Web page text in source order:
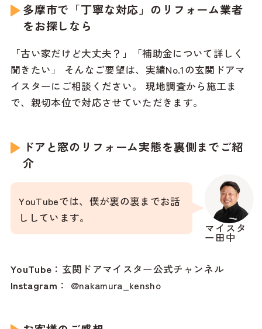
多摩市で「丁寧な対応」のリフォーム業者
をお探しなら
「古い家だけど大丈夫？」「補助金について詳しく
聞きたい」 そんなご要望は、実績No.1の玄関ドアマ
イスターにご相談ください。 現地調査から施工ま
で、親切本位で対応させていただきます。
ドアと窓のリフォーム実態を裏側までご紹
介
マイスタ
ー田中
YouTubeでは、僕が裏の裏までお話
ししています。
YouTube ： 玄関ドアマイスター公式チャンネル
Instagram ： @nakamura_kensho